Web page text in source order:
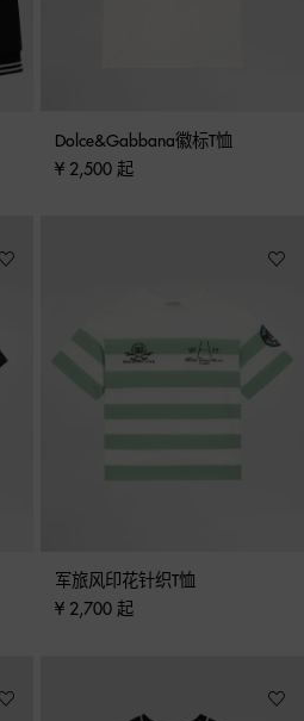
Dolce&Gabbana徽标T恤
¥ 2,500 起
军旅风印花针织T恤
¥ 2,700 起